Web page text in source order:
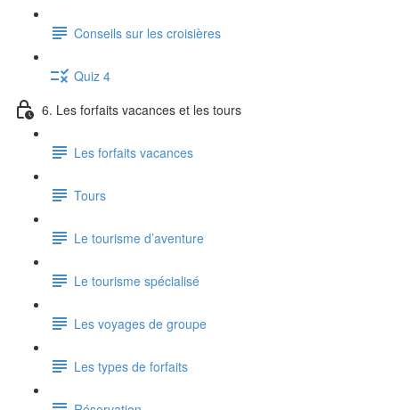
Conseils sur les croisières
Quiz 4
6. Les forfaits vacances et les tours
Les forfaits vacances
Tours
Le tourisme d’aventure
Le tourisme spécialisé
Les voyages de groupe
Les types de forfaits